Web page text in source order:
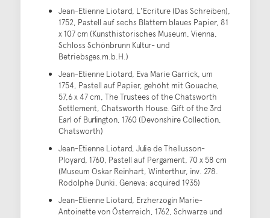
Jean-Etienne Liotard, L'Ecriture (Das Schreiben),
1752, Pastell auf sechs Blättern blaues Papier, 81
x 107 cm (Kunsthistorisches Museum, Vienna,
Schloss Schönbrunn Kultur- und
Betriebsges.m.b.H.)
Jean-Etienne Liotard, Eva Marie Garrick, um
1754, Pastell auf Papier, gehöht mit Gouache,
57,6 x 47 cm, The Trustees of the Chatsworth
Settlement, Chatsworth House. Gift of the 3rd
Earl of Burlington, 1760 (Devonshire Collection,
Chatsworth)
Jean-Etienne Liotard, Julie de Thellusson-
Ployard, 1760, Pastell auf Pergament, 70 x 58 cm
(Museum Oskar Reinhart, Winterthur, inv. 278.
Rodolphe Dunki, Geneva; acquired 1935)
Jean-Etienne Liotard, Erzherzogin Marie-
Antoinette von Österreich, 1762, Schwarze und